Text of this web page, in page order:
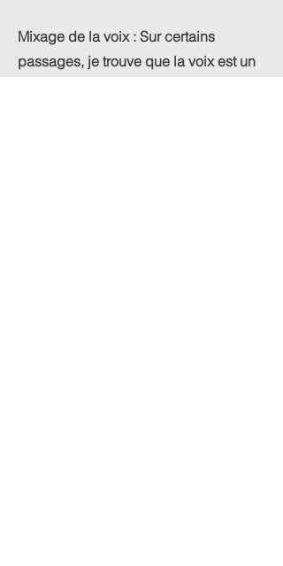
Mixage de la voix : Sur certains
passages, je trouve que la voix est un